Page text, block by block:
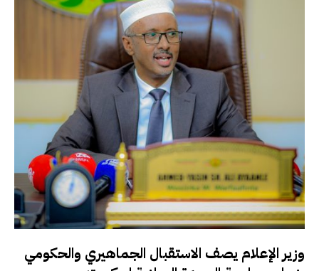
وزير الإعلام يصف الاستقبال الجماهيري والحكومي